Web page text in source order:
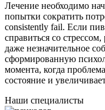
Лечение необходимо
попытки сократить
consistently fail. Если
справиться со
даже незначительное
сформированную
момента, когда
состояние и
Наши специалисты